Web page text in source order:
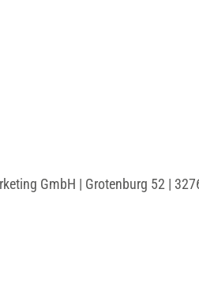
GmbH | Grotenburg 52 |